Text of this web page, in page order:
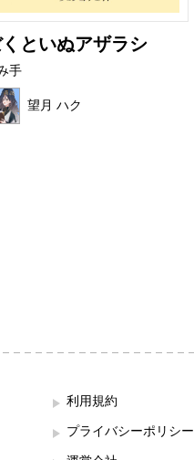
といぬアザラシ
手
望月 ハク
利用規約
プライバシーポリシー